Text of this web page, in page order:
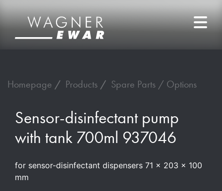
Homepage Products Spare Parts / Options
Sensor-disinfectant pump
with tank 700ml 937046
for sensor-disinfectant dispensers 71 x 203 x 100
mm